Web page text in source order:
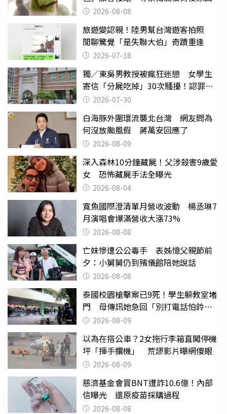
2026-08-08
旅遊變認親！陸男幫台灣遊客拍照
閒聊驚覺「是失聯大伯」奇蹟重逢
2026-07-18
獨／東吳男教授被瘋狂迷戀 女學生
寄信「分屍吃掉」30次騷擾！認罪免
關 2026-07-30
白海豚外圍環流襲北台灣 網友問為
何沒放颱風假 蔣萬安回應了
2026-08-09
深入森林10分鐘藏屍！父涉殺害9歲愛
女 恐怖藏屍手法全曝光
2026-08-04
寬魚國際澄清單月營收波動 楊丞琳7
月演唱會爆滿營收大漲73%
2026-08-08
亡妹慘遭公公毒手 表姊憶父親節前
夕：小舅舅仍到殯儀館陪她說話
2026-08-08
泰國校園槍擊案已9死！學生躲教室堵
門 母傳訊她急回「別打電話怕鈴
響」2026-08-09
以為在搭公車？2女拖行李箱直闖停機
坪「揮手攔機」 荒謬影片曝網傻眼
2026-08-09
慈濟基金會買BNT遭詐10.6億！內部
信曝光 還原疫苗採購過程
2026-08-08